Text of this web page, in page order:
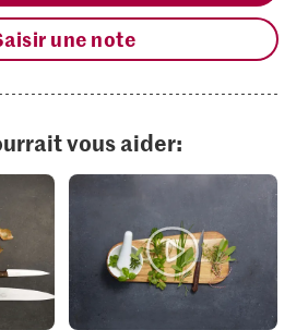
une note
vous aider: